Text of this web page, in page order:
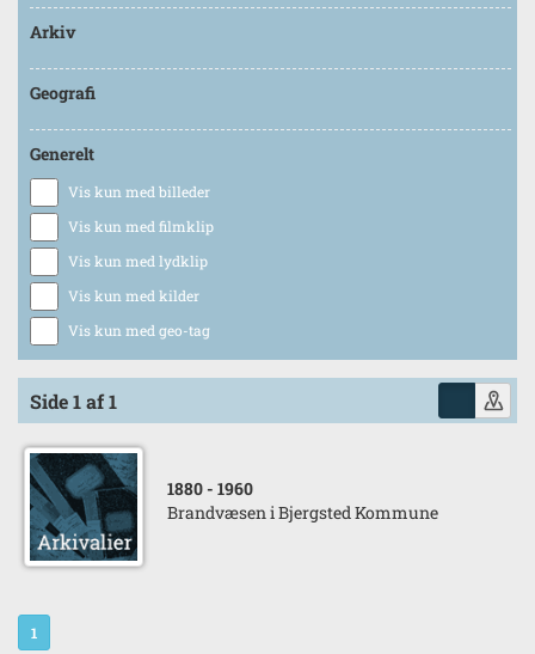
Arkiv
Geografi
Generelt
Vis kun med billeder
Vis kun med filmklip
Vis kun med lydklip
Vis kun med kilder
Vis kun med geo-tag
Side 1 af 1
1880 - 1960
Brandvæsen i Bjergsted Kommune
1